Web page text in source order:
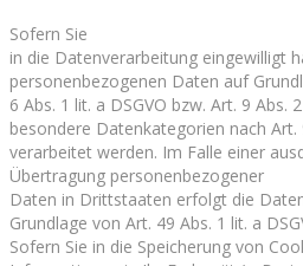
Sofern Sie
in die Datenverarbeitung eingewilligt
personenbezogenen Daten auf
6 Abs. 1 lit. a DSGVO bzw. Art. 9 Abs.
besondere Datenkategorien nach Art.
verarbeitet werden. Im Falle einer
Übertragung personenbezogener
Daten in Drittstaaten erfolgt die
Grundlage von Art. 49 Abs. 1 lit. a
Sofern Sie in die Speicherung von